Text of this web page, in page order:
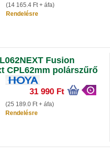
(14 165.4 Ft + áfa)
Rendelésre
Fusion
CPL62mm polárszűrő
31 990 Ft
(25 189.0 Ft + áfa)
Rendelésre